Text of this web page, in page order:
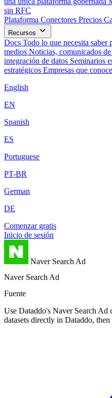
sin RFC
Plataforma Conectores Precios
Recursos
Docs Todo lo que necesita saber
medios Noticias, comunicados
integración de datos Seminarios
estratégicos Empresas que
English
EN
Spanish
ES
Portuguese
PT-BR
German
DE
Comenzar gratis
Inicio de sesión
Naver Search Ad
Naver Search Ad
Fuente
Use Dataddo's Naver Search
datasets directly in Dataddo,